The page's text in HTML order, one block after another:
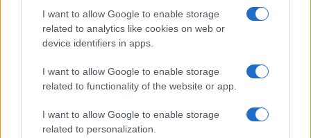
I want to allow Google to enable storage
related to analytics like cookies on web or
device identifiers in apps.
I want to allow Google to enable storage
related to functionality of the website or app.
I want to allow Google to enable storage
related to personalization.